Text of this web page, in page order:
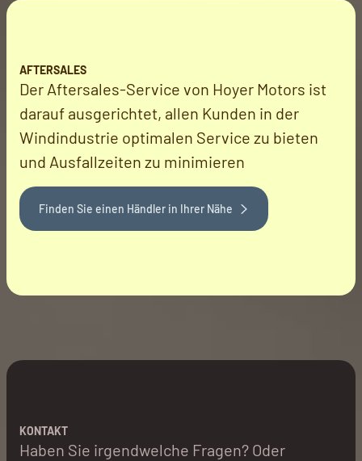
AFTERSALES
Der Aftersales-Service von Hoyer Motors ist
darauf ausgerichtet, allen Kunden in der
Windindustrie optimalen Service zu bieten
und Ausfallzeiten zu minimieren
Finden Sie einen Händler in Ihrer Nähe
KONTAKT
Haben Sie irgendwelche Fragen? Oder